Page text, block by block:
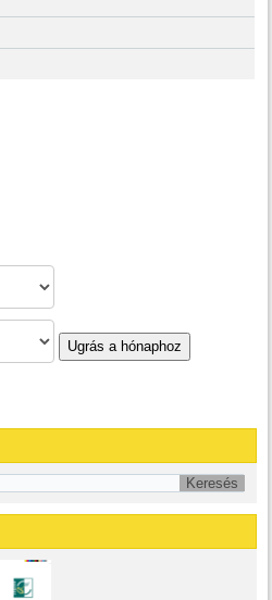
Ugrás a hónaphoz